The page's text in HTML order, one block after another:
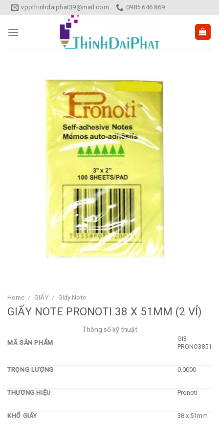
Skip
to
content
vppthinhdaiphat39@mail.com 0985 646 869
Home / GIẤY / Giấy Note
GIẤY NOTE PRONOTI 38 X 51MM (2 VỈ)
Thông số kỹ thuật
MÃ SẢN PHẨM
GI3-
PRONO3851
TRỌNG LƯỢNG 0.0000
THƯƠNG HIỆU Pronoti
KHỔ GIẤY 38 x 51mm